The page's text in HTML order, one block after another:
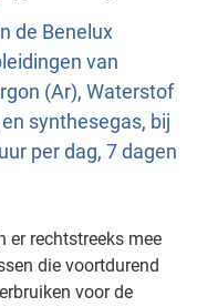
de Benelux
van
(Ar), Waterstof
synthesegas, bij
per dag, 7 dagen
er rechtstreeks mee
die voortdurend
voor de